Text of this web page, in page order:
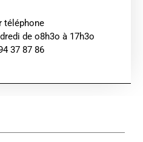
téléphone
de o8h3o à 17h3o
37 87 86